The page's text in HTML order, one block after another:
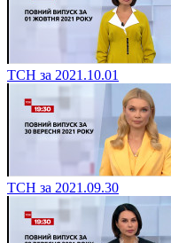
ТСН за 2021.10.01
ТСН за 2021.09.30